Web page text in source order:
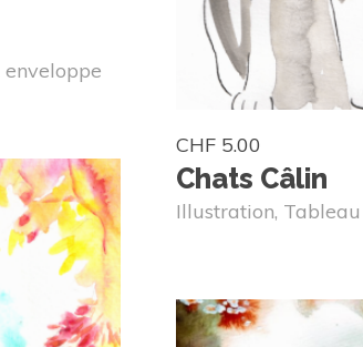
enveloppe
CHF 5.00
Chats Câlin
Illustration, Tableau